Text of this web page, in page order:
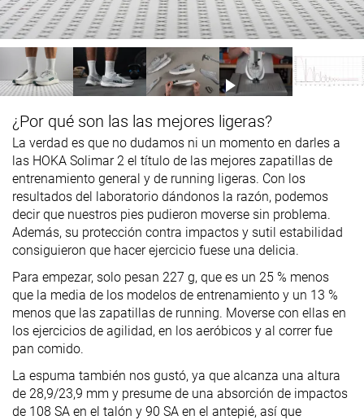
¿Por qué son las las mejores ligeras?
La verdad es que no dudamos ni un momento en darles a
las HOKA Solimar 2 el título de las mejores zapatillas de
entrenamiento general y de running ligeras. Con los
resultados del laboratorio dándonos la razón, podemos
decir que nuestros pies pudieron moverse sin problema.
Además, su protección contra impactos y sutil estabilidad
consiguieron que hacer ejercicio fuese una delicia.
Para empezar, solo pesan 227 g, que es un 25 % menos
que la media de los modelos de entrenamiento y un 13 %
menos que las zapatillas de running. Moverse con ellas en
los ejercicios de agilidad, en los aeróbicos y al correr fue
pan comido.
La espuma también nos gustó, ya que alcanza una altura
de 28,9/23,9 mm y presume de una absorción de impactos
de 108 SA en el talón y 90 SA en el antepié, así que